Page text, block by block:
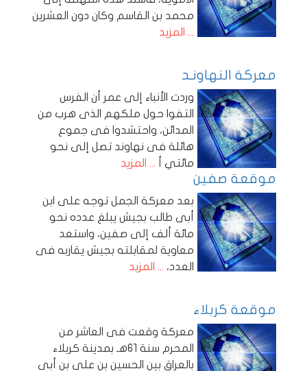
محمد بن القاسم وكان دون العشرين
... المزيد
معركة النهاونـد
وردت الأنباء إلى عمر أن الفرس
التفوا حول ملكهم الذى هرب من
المدائن، واحتشدوا فى جموع
هائلة فى نهاوند تصل إلى نحو
مائتي أ ... المزيد
موقعة صفين
بعد معركة الجمل توجه على ابن
أبى طالب بجيش يبلغ عدده نحو
مائة ألف إلى صفين، واستعد
معاوية لمقابلته بجيش يقاربه فى
العدد، ... المزيد
موقعة كربلاء
معركة وقعت فى العاشر من
المحرم سنة 61هـ بمدينة كربلاء
بالعراق بين الحسين بن على بن أبى